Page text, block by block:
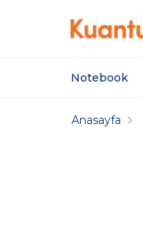
Notebook
Anasayfa